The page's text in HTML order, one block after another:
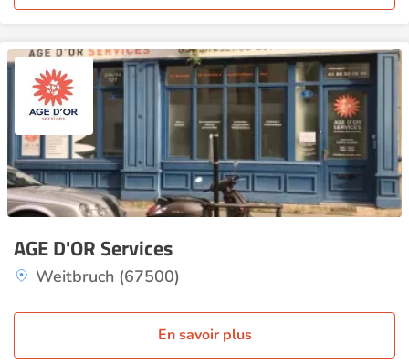
AGE D'OR Services
Weitbruch (67500)
En savoir plus